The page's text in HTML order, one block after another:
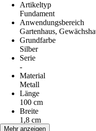
Artikeltyp
Fundament
Anwendungsbereich
Gartenhaus,
Grundfarbe
Silber
Serie
-
Material
Metall
Länge
100 cm
Breite
1,8 cm
Höhe
Mehr anzeigen